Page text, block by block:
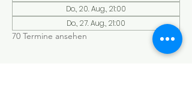
Do., 20. Aug., 21:00
Do., 27. Aug., 21:00
70 Termine ansehen